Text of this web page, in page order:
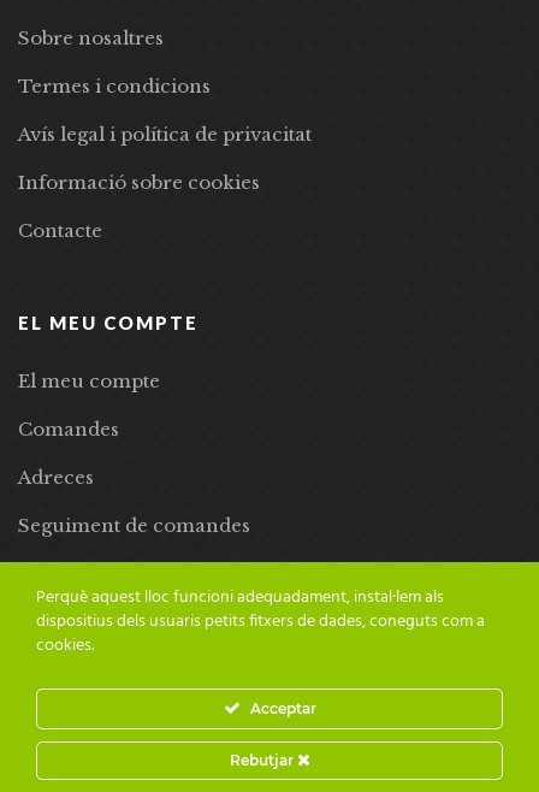
Sobre nosaltres
Termes i condicions
Avís legal i política de privacitat
Informació sobre cookies
Contacte
EL MEU COMPTE
El meu compte
Comandes
Adreces
Seguiment de comandes
© 2024 Adesiara Editorial | Tots els drets reservats | Preus amb
IVA inclòs |Grademorphic
Perquè aquest lloc funcioni adequadament, instal·lem als
dispositius dels usuaris petits fitxers de dades, coneguts com a
cookies.
Acceptar
Rebutjar